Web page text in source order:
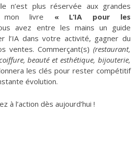
n’est plus réservée aux grandes
mon livre « L’IA pour les
avez entre les mains un guide
l’IA dans votre activité, gagner du
ventes. Commerçant(s) (restaurant,
beauté et esthétique, bijouterie,
les clés pour rester compétitif
évolution.
à l’action dès aujourd’hui !